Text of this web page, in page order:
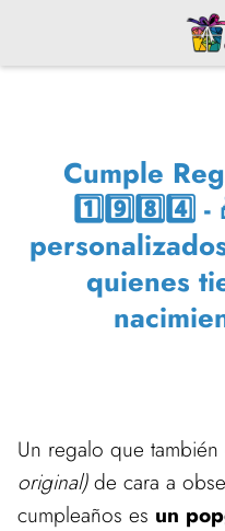
Cumple
1️⃣9️⃣8️⃣4️⃣
quienes
Un regalo que
original)de cara a
cumpleaños es un